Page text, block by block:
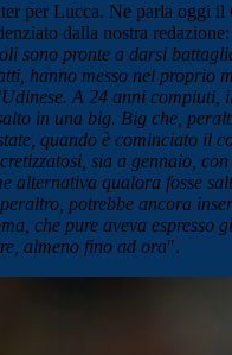
per Lucca. Ne parla oggi il
dalla nostra
sono pronte a darsi
hanno messo nel proprio
A 24 anni compiuti,
in una big. Big che,
quando è cominciato il
sia a gennaio,
alternativa qualora fosse
potrebbe ancora
che pure aveva espresso
almeno fino ad ora".